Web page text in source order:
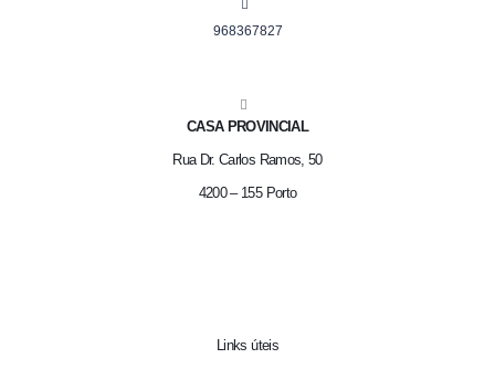
968367827
CASA PROVINCIAL
Rua Dr. Carlos Ramos, 50
4200 – 155 Porto
Links úteis